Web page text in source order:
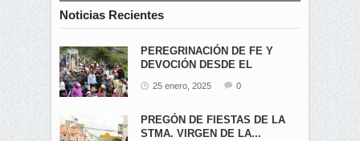
Noticias Recientes
PEREGRINACIÓN DE FE Y
DEVOCIÓN DESDE EL
25 enero, 2025 0
PREGÓN DE FIESTAS DE LA
STMA. VIRGEN DE LA...